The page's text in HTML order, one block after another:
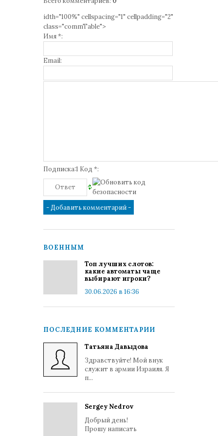
idth="100%" cellspacing="1" cellpadding="2"
class="commTable">
Имя *:
Email:
Подписка:1 Код *:
ВОЕННЫМ
Топ лучших слотов:
какие автоматы чаще
выбирают игроки?
30.06.2026 в 16:36
ПОСЛЕДНИЕ КОММЕНТАРИИ
Татьяна Давыдова
Здравствуйте! Мой внук
служит в армии Израиля. Я
п...
Sergey Nedrov
Добрый день!
Прошу написать